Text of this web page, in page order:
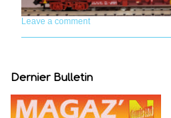
Leave a comment
Dernier Bulletin